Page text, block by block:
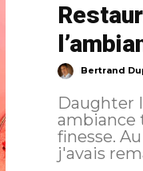
Bertrand
Daughter
ambiance
finesse. Au moment de chercher un restaurant pour cette soirée à Adelaide
j'avais